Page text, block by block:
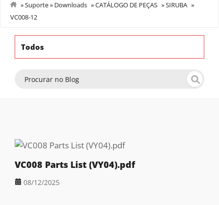
»Suporte» Downloads »CATÁLOGO DE PEÇAS »SIRUBA »
VC008-12
Todos
VC008 Parts List (VY04).pdf
08/12/2025